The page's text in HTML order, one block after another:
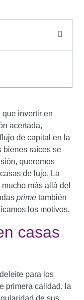
que invertir en
acertada,
de capital en la
bienes raíces se
queremos
de lujo. La
más allá del
prime también
los motivos.
casas
para los
primera calidad, la